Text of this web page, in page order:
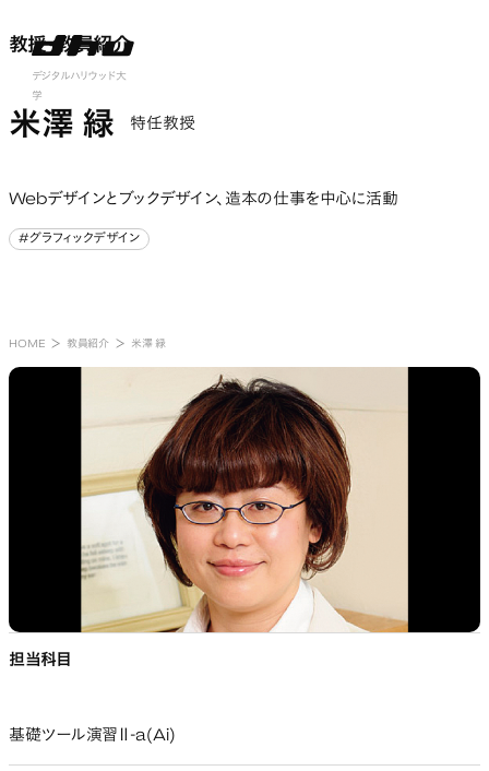
デジタルハリウッド大
学
open
教授・教員紹介
米澤 緑 特任教授
Webデザインとブックデザイン、造本の仕事を中心に活動
#グラフィックデザイン
HOME 教員紹介 米澤 緑
担当科目
基礎ツール演習Ⅱ-a(Ai)